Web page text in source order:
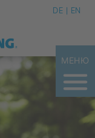
DE EN
МЕНЮ